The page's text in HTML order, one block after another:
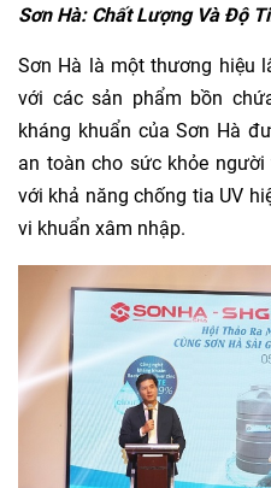
Sơn Hà: Chất Lượng Và Độ
Sơn Hà là một thương hiệu
với các sản phẩm bồn
kháng khuẩn của Sơn Hà
an toàn cho sức khỏe
với khả năng chống tia UV
vi khuẩn xâm nhập.